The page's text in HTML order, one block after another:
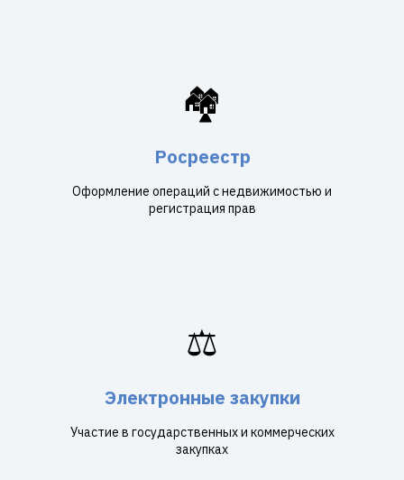
🏘️
Росреестр
Оформление операций с недвижимостью и
регистрация прав
⚖️
Электронные закупки
Участие в государственных и коммерческих
закупках